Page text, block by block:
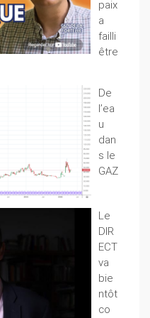
paix
a
failli
être
De
l’ea
u
dan
s le
GAZ
Le
DIR
ECT
va
bie
ntôt
co